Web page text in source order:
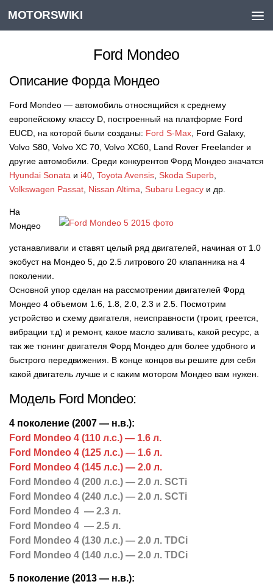
Skip to content
MOTORSWIKI
Ford Mondeo
Описание Форда Мондео
Ford Mondeo — автомобиль относящийся к среднему
европейскому классу D, построенный на платформе Ford
EUCD, на которой были созданы: Ford S-Max , Ford Galaxy,
Volvo S80, Volvo XC 70, Volvo XC60, Land Rover Freelander и
другие автомобили. Среди конкурентов Форд Мондео значатся
Hyundai Sonata и i40 Toyota Avensis Skoda Superb
Volkswagen Passat Nissan Altima Subaru Legacy и др.
На
Мондео
устанавливали и ставят целый ряд двигателей, начиная от 1.0
экобуст на Мондео 5, до 2.5 литрового 20 клапанника на 4
поколении.
Основной упор сделан на рассмотрении двигателей Форд
Мондео 4 объемом 1.6, 1.8, 2.0, 2.3 и 2.5. Посмотрим
устройство и схему двигателя, неисправности (троит, греется,
вибрации т.д) и ремонт, какое масло заливать, какой ресурс, а
так же тюнинг двигателя Форд Мондео для более удобного и
быстрого передвижения. В конце концов вы решите для себя
какой двигатель лучше и с каким мотором Мондео вам нужен.
Модель Ford Mondeo:
4 поколение (2007 — н.в.):
Ford Mondeo 4 (110 л.с.) — 1.6 л.
Ford Mondeo 4 (125 л.с.) — 1.6 л.
Ford Mondeo 4 (145 л.с.) — 2.0 л.
Ford Mondeo 4 (200 л.с.) — 2.0 л. SCTi
Ford Mondeo 4 (240 л.с.) — 2.0 л. SCTi
Ford Mondeo 4 — 2.3 л.
Ford Mondeo 4 — 2.5 л.
Ford Mondeo 4 (130 л.с.) — 2.0 л. TDCi
Ford Mondeo 4 (140 л.с.) — 2.0 л. TDCi
5 поколение (2013 — н.в.):